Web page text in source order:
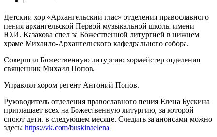
Детский хор «Архангельский глас» отделения православного
пения архангельской Первой музыкальной школы имени
Ю.И. Казакова спел за Божественной литургией в нижнем
храме Михаило-Архангельского кафедрального собора.
Совершил Божественную литургию хормейстер отделения
священник Михаил Попов.
Управлял хором регент Антоний Попов.
Руководитель отделения православного пения Елена Бускина
приглашает всех на Божественную литургию, за которой
споют дети, в следующем месяце. Следить за анонсами можно
здесь: https://vk.com/buskinaelena